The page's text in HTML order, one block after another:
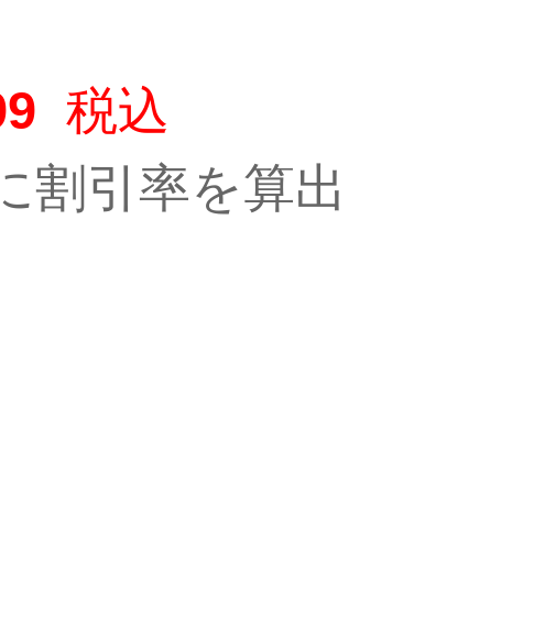
税込
割引率を算出